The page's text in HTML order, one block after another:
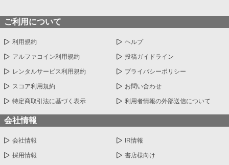
ご利用について
利用規約 ヘルプ
アルファコイン利用規約 投稿ガイドライン
レンタルサービス利用規約 プライバシーポリシー
スコア利用規約 お問い合わせ
特定商取引法に基づく表示 利用者情報の外部送信について
会社情報
会社情報 IR情報
採用情報 書店様向け